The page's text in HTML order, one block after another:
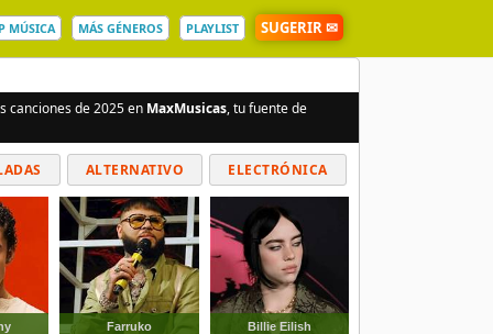
MÚSICA MÁS GÉNEROS PLAYLIST SUGERIR ✉
canciones de 2025 en MaxMusicas, tu fuente de
ALTERNATIVO ELECTRÓNICA
Farruko Billie Eilish